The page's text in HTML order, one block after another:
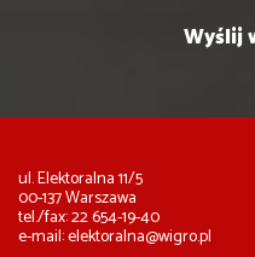
ul. Elektoralna 11/5
00-137 Warszawa
tel./fax: 22 654-19-40
e-mail:elektoralna@wigro.pl